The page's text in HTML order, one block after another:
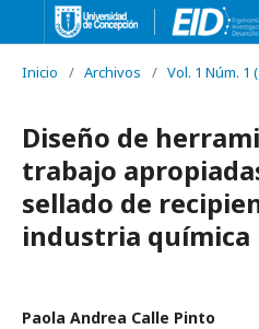
Inicio / Archivos / Vol. 1 Núm. 1
Diseño de
trabajo
sellado de
industria química
Paola Andrea Calle Pinto